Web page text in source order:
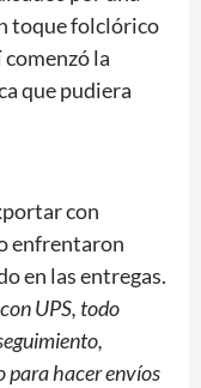
toque folclórico
comenzó la
que pudiera
con
enfrentaron
en las entregas.
UPS, todo
para hacer envíos